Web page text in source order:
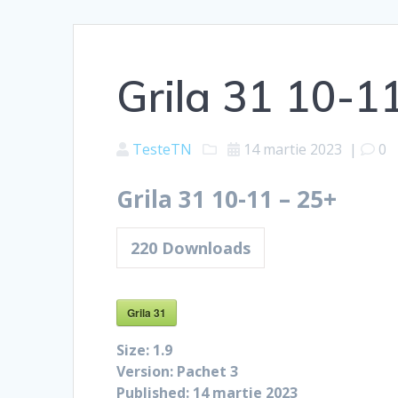
Grila 31 10-
TesteTN 14 martie 2023 | 0
Grila 31 10-11 – 25+
220 Downloads
Grila 31
Size: 1.9
Version: Pachet 3
Published: 14 martie 2023